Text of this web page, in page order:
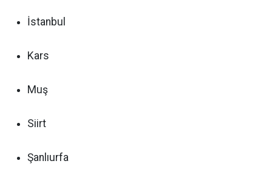
İstanbul
Kars
Muş
Siirt
Şanlıurfa